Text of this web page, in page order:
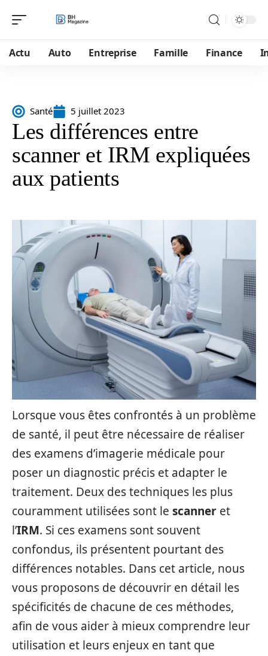
Actu Auto Entreprise Famille Finance
Santé 5 juillet 2023
Les différences entre
scanner et IRM expliquées
aux patients
Lorsque vous êtes confrontés à un problème
de santé, il peut être nécessaire de réaliser
des examens d’imagerie médicale pour
poser un diagnostic précis et adapter le
traitement. Deux des techniques les plus
couramment utilisées sont le scanner et
l’IRM. Si ces examens sont souvent
confondus, ils présentent pourtant des
différences notables. Dans cet article, nous
vous proposons de découvrir en détail les
spécificités de chacune de ces méthodes,
afin de vous aider à mieux comprendre leur
utilisation et leurs enjeux en tant que